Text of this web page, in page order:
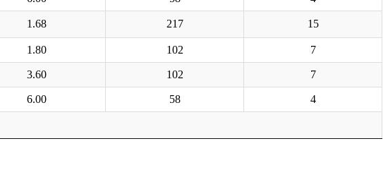
1.68 217 15
1.80 102 7
3.60 102 7
6.00 58 4